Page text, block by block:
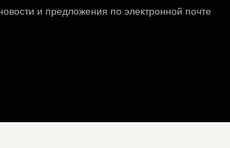
и предложения по электронной почте